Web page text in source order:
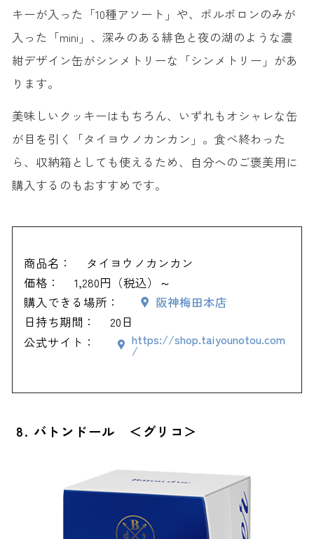
キーが入った「10種アソート」や、ポルボロンのみが
入った「mini」、深みのある緋色と夜の湖のような濃
紺デザイン缶がシンメトリーな「シンメトリー」があ
ります。
美味しいクッキーはもちろん、いずれもオシャレな缶
が目を引く「タイヨウノカンカン」。食べ終わった
ら、収納箱としても使えるため、自分へのご褒美用に
購入するのもおすすめです。
商品名：
タイヨウノカンカン
価格：
1,280円（税込）～
購入できる場所：
阪神梅田本店
日持ち期間：
20日
公式サイト：
https://shop.taiyounotou.com
/
8. バトンドール ＜グリコ＞